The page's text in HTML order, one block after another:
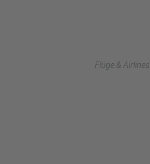
Flüge & Airlines